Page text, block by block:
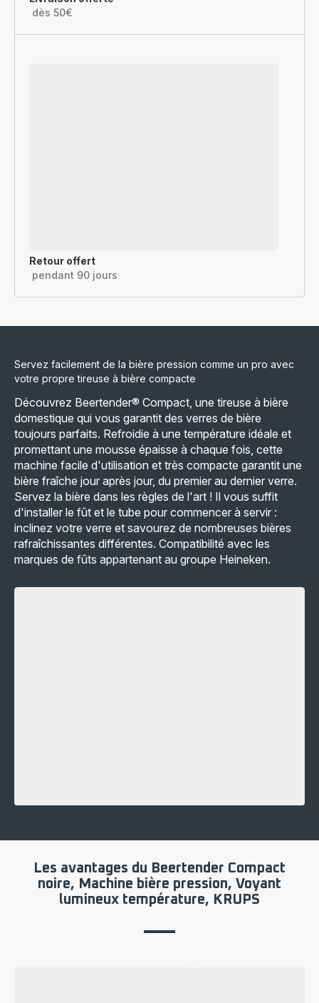
dès 50€
Retour offert
pendant 90 jours
Servez facilement de la bière pression comme un pro avec
votre propre tireuse à bière compacte
Découvrez Beertender® Compact, une tireuse à bière
domestique qui vous garantit des verres de bière
toujours parfaits. Refroidie à une température idéale et
promettant une mousse épaisse à chaque fois, cette
machine facile d'utilisation et très compacte garantit une
bière fraîche jour après jour, du premier au dernier verre.
Servez la bière dans les règles de l'art ! Il vous suffit
d'installer le fût et le tube pour commencer à servir :
inclinez votre verre et savourez de nombreuses bières
rafraîchissantes différentes. Compatibilité avec les
marques de fûts appartenant au groupe Heineken.
Les avantages du Beertender Compact
noire, Machine bière pression, Voyant
lumineux température, KRUPS